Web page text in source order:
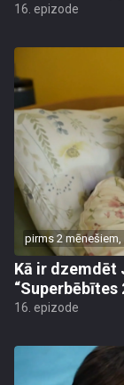
16. epizode
pirms 2
Kā ir dzemdēt
“Superbēbītes
16. epizode